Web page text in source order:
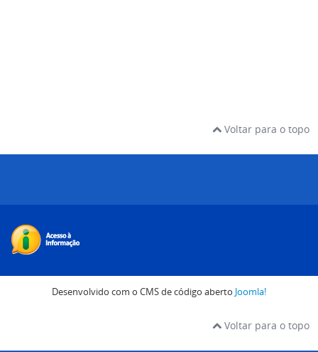
Voltar para o topo
Desenvolvido com o CMS de código aberto Joomla!
Voltar para o topo